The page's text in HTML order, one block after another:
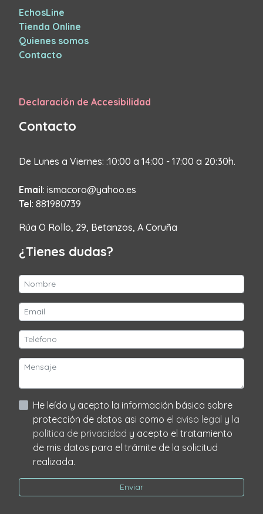
EchosLine
Tienda Online
Quienes somos
Contacto
Declaración de Accesibilidad
Contacto
De Lunes a Viernes: :10:00 a 14:00 - 17:00 a 20:30h.
Email: ismacoro@yahoo.es
Tel: 881980739
Rúa O Rollo, 29, Betanzos, A Coruña
¿Tienes dudas?
He leído y acepto la información básica sobre
protección de datos asi como el aviso legal y la
política de privacidad y acepto el tratamiento
de mis datos para el trámite de la solicitud
realizada.
Enviar